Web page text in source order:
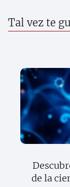
Tal vez te
de la